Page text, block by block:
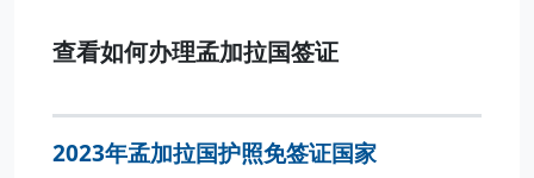
查看如何办理孟加拉国签证
2023年孟加拉国护照免签证国家